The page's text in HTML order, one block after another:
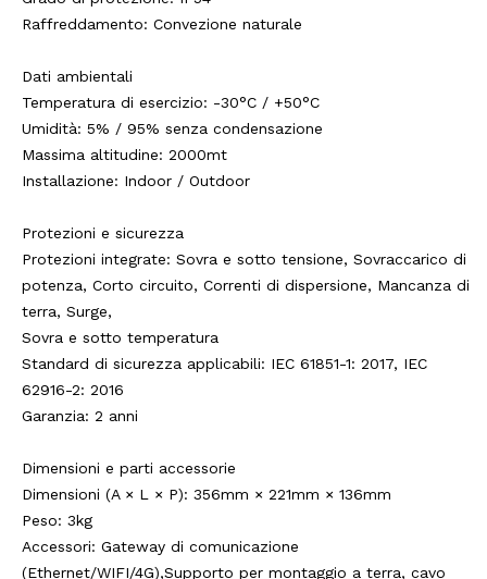
Raffreddamento: Convezione naturale
Dati ambientali
Temperatura di esercizio: -30°C / +50°C
Umidità: 5% / 95% senza condensazione
Massima altitudine: 2000mt
Installazione: Indoor / Outdoor
Protezioni e sicurezza
Protezioni integrate: Sovra e sotto tensione, Sovraccarico di
potenza, Corto circuito, Correnti di dispersione, Mancanza di
terra, Surge,
Sovra e sotto temperatura
Standard di sicurezza applicabili: IEC 61851-1: 2017, IEC
62916-2: 2016
Garanzia: 2 anni
Dimensioni e parti accessorie
Dimensioni (A × L × P): 356mm × 221mm × 136mm
Peso: 3kg
Accessori: Gateway di comunicazione
(Ethernet/WIFI/4G),Supporto per montaggio a terra, cavo